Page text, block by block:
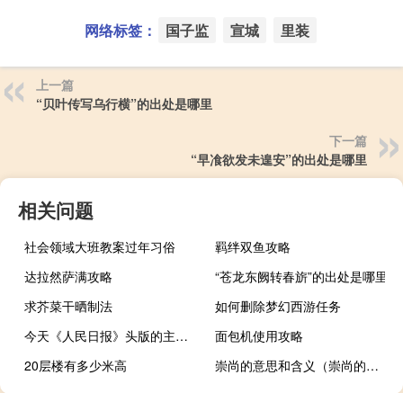
网络标签： 国子监 宣城 里装
上一篇
“贝叶传写乌行横”的出处是哪里
下一篇
“早飡欲发未遑安”的出处是哪里
相关问题
社会领域大班教案过年习俗
羁绊双鱼攻略
达拉然萨满攻略
“苍龙东阙转春旂”的出处是哪里
求芥菜干晒制法
如何删除梦幻西游任务
今天《人民日报》头版的主要内容有：1、推动融合赋能 提升算力水平 打造产业集群 贵州加快建设数字经济发展创新区；2、河北省涿州市小柳村党员突击队冲锋在前——“守好乡亲们的家园”（党旗在基层一线高高飘扬）；3、吉林省舒兰市选派党员干部支援受灾乡镇——“竭尽所能帮助群众”（党旗在基层一线高高飘扬）；4、上半年普惠型小微企业贷款新增3.8万亿元 金融支持有力提振企业信心（走进市场看信心）；5、为维护人民生命财产安全、维护社会稳定贡献一切——国家综合性消防救援队伍持续奋战防汛抗洪救灾一线；6、陕西宝鸡找准优势转型
面包机使用攻略
20层楼有多少米高
崇尚的意思和含义（崇尚的意思）